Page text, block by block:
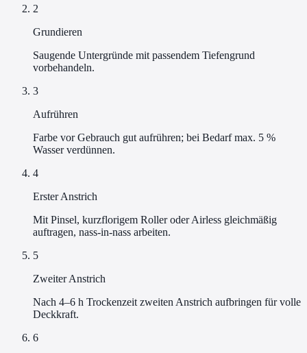
2
Grundieren
Saugende Untergründe mit passendem Tiefengrund
vorbehandeln.
3
Aufrühren
Farbe vor Gebrauch gut aufrühren; bei Bedarf max. 5 %
Wasser verdünnen.
4
Erster Anstrich
Mit Pinsel, kurzflorigem Roller oder Airless gleichmäßig
auftragen, nass-in-nass arbeiten.
5
Zweiter Anstrich
Nach 4–6 h Trockenzeit zweiten Anstrich aufbringen für volle
Deckkraft.
6